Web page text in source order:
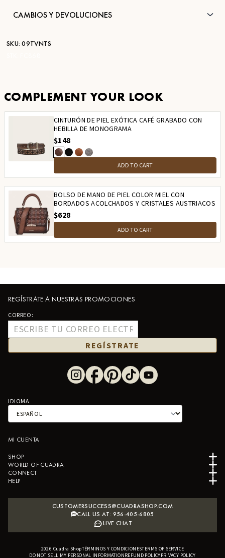
CAMBIOS Y DEVOLUCIONES
SKU: 09TVNTS
COMPLEMENT YOUR LOOK
CINTURÓN DE PIEL EXÓTICA CAFÉ GRABADO CON
HEBILLA DE MONOGRAMA
$148
ADD TO CART
BOLSO DE MANO DE PIEL COLOR MIEL CON
BORDADOS ACOLCHADOS Y CRISTALES AUSTRIACOS
$628
ADD TO CART
REGÍSTRATE A NUESTRAS PROMOCIONES
CORREO:
REGÍSTRATE
IDIOMA
MI CUENTA
SHOP
WORLD OF CUADRA
CONNECT
HELP
CUSTOMERSUCCESS@CUADRASHOP.COM
CALL US AT: 956-405-6805
LIVE CHAT
2026 Cuadra ShopTÉRMINOS Y CONDICIONESTERMS OF SERVICE
DO NOT SELL MY PERSONAL INFORMATIONREFUND POLICYPRIVACY POLICY
B2B SHOPIFY APP